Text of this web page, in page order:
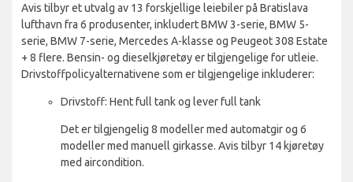
Avis tilbyr et utvalg av 13 forskjellige leiebiler på Bratislava
lufthavn fra 6 produsenter, inkludert BMW 3-serie, BMW 5-
serie, BMW 7-serie, Mercedes A-klasse og Peugeot 308 Estate
+ 8 flere. Bensin- og dieselkjøretøy er tilgjengelige for utleie.
Drivstoffpolicyalternativene som er tilgjengelige inkluderer:
Drivstoff: Hent full tank og lever full tank
Det er tilgjengelig 8 modeller med automatgir og 6
modeller med manuell girkasse. Avis tilbyr 14 kjøretøy
med aircondition.